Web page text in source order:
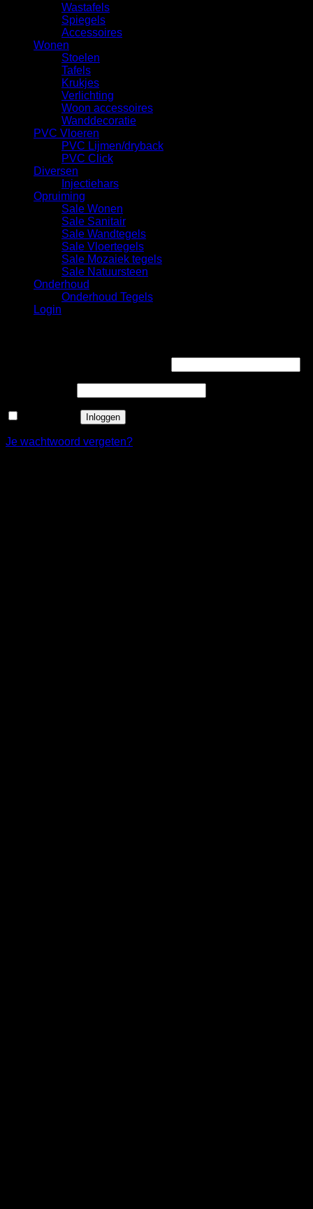
Wastafels
Spiegels
Accessoires
Wonen
Stoelen
Tafels
Krukjes
Verlichting
Woon accessoires
Wanddecoratie
PVC Vloeren
PVC Lijmen/dryback
PVC Click
Diversen
Injectiehars
Opruiming
Sale Wonen
Sale Sanitair
Sale Wandtegels
Sale Vloertegels
Sale Mozaiek tegels
Sale Natuursteen
Onderhoud
Onderhoud Tegels
Login
Inloggen
Je wachtwoord vergeten?